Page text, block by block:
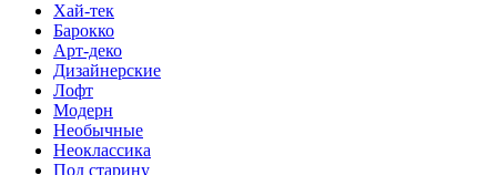
Хай-тек
Барокко
Арт-деко
Дизайнерские
Лофт
Модерн
Необычные
Неоклассика
Под старину